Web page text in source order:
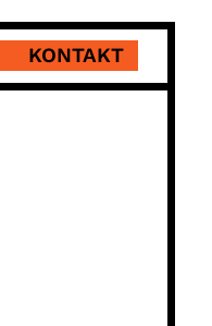
KONTAKT